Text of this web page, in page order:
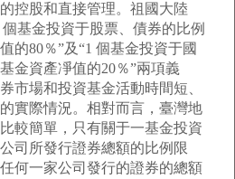
控股和直接管理。祖國大陸
個基金投資于股票、債券的比例
的80％”及“1 個基金投資于國
金資產凈值的20％”兩項義
市場和投資基金活動時間短、
實際情況。相對而言，臺灣地
較簡單，只有關于一基金投資
司所發行證券總額的比例限
何一家公司發行的證券的總額